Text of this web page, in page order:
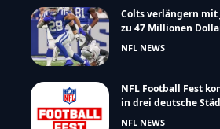
Colts verlängern mit
zu 47 Millionen
NFL NEWS
NFL Football Fest
in drei deutsche
NFL NEWS